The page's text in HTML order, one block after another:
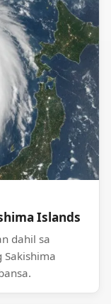
Islands
dahil sa
Sakishima